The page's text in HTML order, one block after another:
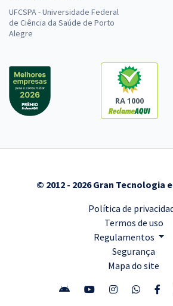
UFCSPA - Universidade Federal
de Ciência da Saúde de Porto
Alegre
RA 1000
© 2012 - 2026 Gran Tecnologia
Política de
Termos de uso
Regulamentos
Segurança
Mapa do site